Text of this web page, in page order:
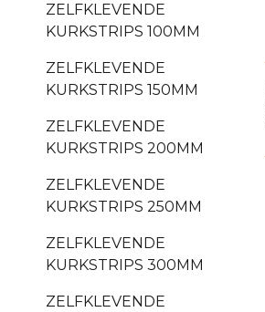
ZELFKLEVENDE
KURKSTRIPS 100MM
ZELFKLEVENDE
KURKSTRIPS 150MM
ZELFKLEVENDE
KURKSTRIPS 200MM
ZELFKLEVENDE
KURKSTRIPS 250MM
ZELFKLEVENDE
KURKSTRIPS 300MM
ZELFKLEVENDE